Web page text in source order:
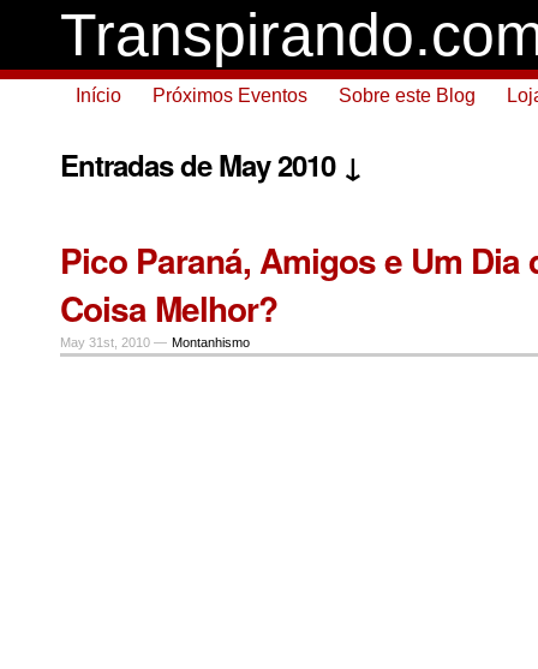
Início Próximos Eventos Sobre este Blog
Entradas de May 2010 ↓
Pico Paraná, Amigos e Um Dia
Coisa Melhor?
May 31st, 2010 — Montanhismo